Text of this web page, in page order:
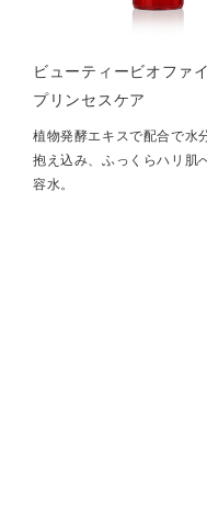
ビューティービオファ
プリンセスケア
植物発酵エキスで配合で水
抱え込み、ふっくらハリ肌
容水。